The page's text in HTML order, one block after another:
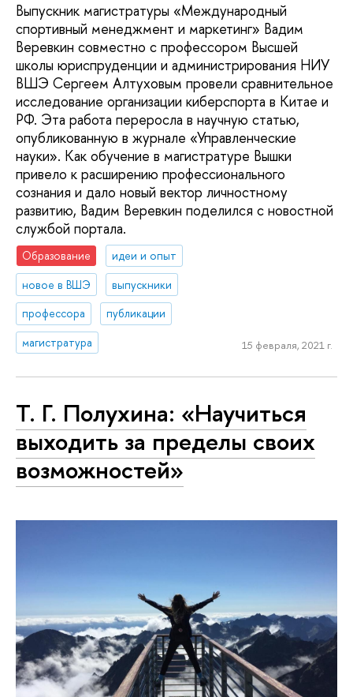
Выпускник магистратуры «Международный
спортивный менеджмент и маркетинг» Вадим
Веревкин совместно с профессором Высшей
школы юриспруденции и администрирования НИУ
ВШЭ Сергеем Алтуховым провели сравнительное
исследование организации киберспорта в Китае и
РФ. Эта работа переросла в научную статью,
опубликованную в журнале «Управленческие
науки». Как обучение в магистратуре Вышки
привело к расширению профессионального
сознания и дало новый вектор личностному
развитию, Вадим Веревкин поделился с новостной
службой портала.
Образование
идеи и опыт
новое в ВШЭ
выпускники
профессора
публикации
магистратура
15 февраля, 2021 г.
Т. Г. Полухина: «Научиться
выходить за пределы своих
возможностей»